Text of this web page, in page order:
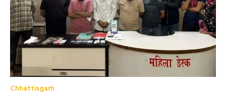
Chhattisgarh